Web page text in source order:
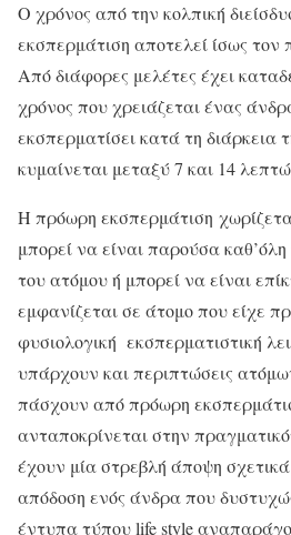
Ο χρόνος από την κολπική
εκσπερμάτιση αποτελεί ίσως τον
Από διάφορες μελέτες έχει
χρόνος που χρειάζεται ένας
εκσπερματίσει κατά τη διάρκεια
κυμαίνεται μεταξύ 7 και 14
Η πρόωρη εκσπερμάτιση
μπορεί να είναι παρούσα καθ’όλη
του ατόμου ή μπορεί να είναι
εμφανίζεται σε άτομο που είχε
φυσιολογική εκσπερματιστική
υπάρχουν και περιπτώσεις
πάσχουν από πρόωρη
ανταποκρίνεται στην
έχουν μία στρεβλή άποψη
απόδοση ενός άνδρα που
έντυπα τύπου life style